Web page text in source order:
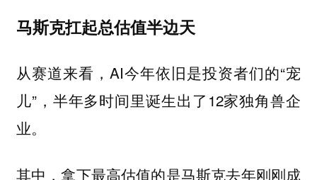
马斯克扛起总估值半边天
从赛道来看，AI今年依旧是投资者们的“宠
儿”，半年多时间里诞生出了12家独角兽企
业。
其中，拿下最高估值的是马斯克去年刚刚成